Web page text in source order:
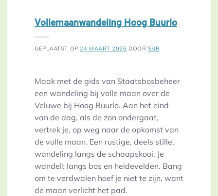
Vollemaanwandeling Hoog Buurlo
GEPLAATST OP 24 MAART 2026 DOOR SBB
Maak met de gids van Staatsbosbeheer
een wandeling bij volle maan over de
Veluwe bij Hoog Buurlo. Aan het eind
van de dag, als de zon ondergaat,
vertrek je, op weg naar de opkomst van
de volle maan. Een rustige, deels stille,
wandeling langs de schaapskooi. Je
wandelt langs bos en heidevelden. Bang
om te verdwalen hoef je niet te zijn, want
de maan verlicht het pad.